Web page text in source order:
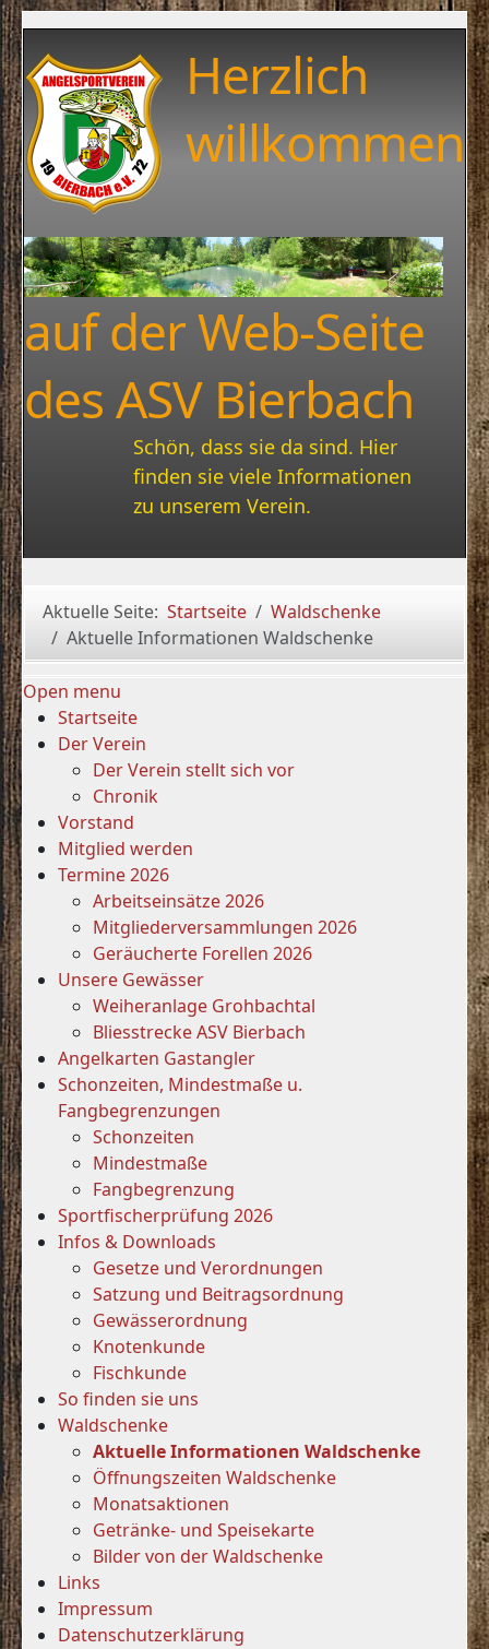
Herzlich
willkommen
auf der Web-Seite
des ASV Bierbach
Schön, dass sie da sind. Hier
finden sie viele Informationen
zu unserem Verein.
Aktuelle Seite: Startseite
Waldschenke
Aktuelle Informationen Waldschenke
Open menu
Startseite
Der Verein
Der Verein stellt sich vor
Chronik
Vorstand
Mitglied werden
Termine 2026
Arbeitseinsätze 2026
Mitgliederversammlungen 2026
Geräucherte Forellen 2026
Unsere Gewässer
Weiheranlage Grohbachtal
Bliesstrecke ASV Bierbach
Angelkarten Gastangler
Schonzeiten, Mindestmaße u.
Fangbegrenzungen
Schonzeiten
Mindestmaße
Fangbegrenzung
Sportfischerprüfung 2026
Infos & Downloads
Gesetze und Verordnungen
Satzung und Beitragsordnung
Gewässerordnung
Knotenkunde
Fischkunde
So finden sie uns
Waldschenke
Aktuelle Informationen Waldschenke
Öffnungszeiten Waldschenke
Monatsaktionen
Getränke- und Speisekarte
Bilder von der Waldschenke
Links
Impressum
Datenschutzerklärung